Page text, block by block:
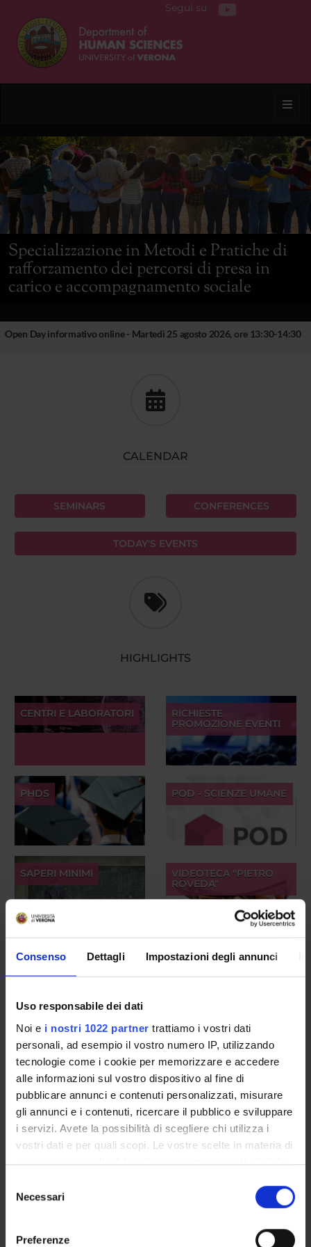
Consenso Dettagli Impostazioni degli annunci
Uso responsabile dei dati
Noi e i nostri 1022 partner trattiamo i vostri dati
personali, ad esempio il vostro numero IP, utilizzando
tecnologie come i cookie per memorizzare e accedere
alle informazioni sul vostro dispositivo al fine di
pubblicare annunci e contenuti personalizzati, misurare
gli annunci e i contenuti, ricercare il pubblico e sviluppare
i servizi. Avete la possibilità di scegliere chi utilizza i
vostri dati e per quali scopi. Le vostre scelte in materia di
privacy sono applicabili solo su questa proprietà digitale
modificare o revocare il proprio consenso in qualsiasi
momento dalla Dichiarazione sui cookie o facendo clic
delNecessari
Preferenze
Segui su
Specializzazione in Metodi e Pratiche di
rafforzamento dei percorsi di presa in
carico e accompagnamento sociale
Open Day informativo online - Martedì 25 agosto 2026, ore 13:30-14:30
CALENDAR
SEMINARS CONFERENCES
TODAY'S EVENTS
HIGHLIGHTS
CENTRI E LABORATORI
RICHIESTE
PROMOZIONE EVENTI
PHDS POD - SCIENZE UMANE
SAPERI MINIMI
VIDEOTECA "PIETRO
ROVEDA"
MOBILITÀ
INTERNAZIONALE
VIDEO
PRESENTAZIONE
DIPSUM
VIDEO EVENTI TERZA
MISSIONE
Specializzazione in Metodi e Pratiche di rafforzamento dei
percorsi di presa in carico e accompagnamento sociale